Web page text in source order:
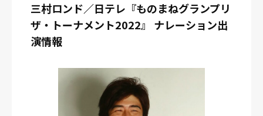
三村ロンド／日テレ『ものまねグランプリ
ザ・トーナメント2022』 ナレーション出
演情報